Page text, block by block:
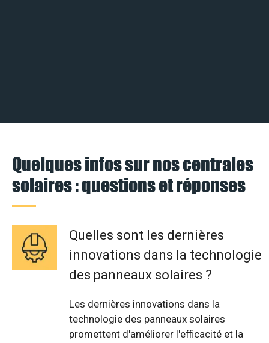
Quelques infos sur nos centrales
solaires : questions et réponses
Quelles sont les dernières
innovations dans la technologie
des panneaux solaires ?
Les dernières innovations dans la
technologie des panneaux solaires
promettent d'améliorer l'efficacité et la